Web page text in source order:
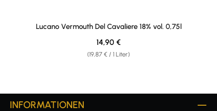
Lucano Vermouth Del Cavaliere 18% vol. 0,75l
(19,87 € / 1 Liter)
Regulärer Preis:
14,90 €
INFORMATIONEN